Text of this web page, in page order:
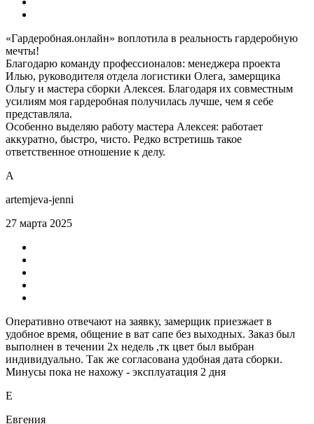
«Гардеробная.онлайн» воплотила в реальность гардеробную
мечты!
Благодарю команду профессионалов: менеджера проекта
Илью, руководителя отдела логистики Олега, замерщика
Ольгу и мастера сборки Алексея. Благодаря их совместным
усилиям моя гардеробная получилась лучше, чем я себе
представляла.
Особенно выделяю работу мастера Алексея: работает
аккуратно, быстро, чисто. Редко встретишь такое
ответственное отношение к делу.
А
artemjeva-jenni
27 марта 2025
Оперативно отвечают на заявку, замерщик приезжает в
удобное время, общение в ват сапе без выходных. Заказ был
выполнен в течении 2х недель ,тк цвет был выбран
индивидуально. Так же согласована удобная дата сборки.
Минусы пока не нахожу - эксплуатация 2 дня
Е
Евгения